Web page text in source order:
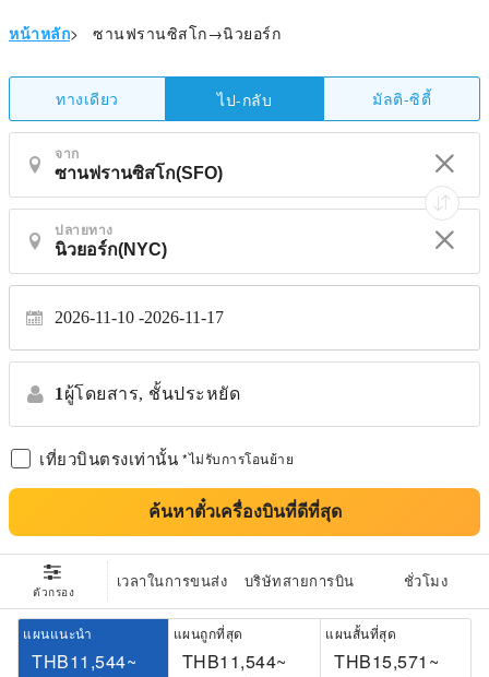
หน้าหลัก> ซานฟรานซิสโก→นิวยอร์ก
ทางเดียว ไป-กลับ มัลติ-ซิตี้
จาก
ปลายทาง
2026-11-10 2026-11-17
1 ผู้โดยสาร, ชั้นประหยัด
เที่ยวบินตรงเท่านั้น *ไม่รับการโอนย้าย
ค้นหาตั๋วเครื่องบินที่ดีที่สุด
ตัวกรอง
เวลาในการขนส่ง บริษัทสายการบิน ชั่วโมง
แผนแนะนำ
THB11,544~
แผนถูกที่สุด
THB11,544~
แผนสั้นที่สุด
THB15,571~